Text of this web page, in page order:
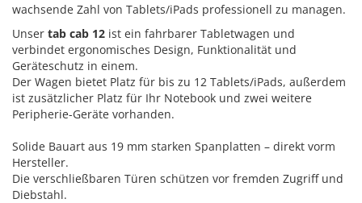
wachsende Zahl von Tablets/iPads professionell zu managen.
Unser tab cab 12 ist ein fahrbarer Tabletwagen und
verbindet ergonomisches Design, Funktionalität und
Geräteschutz in einem.
Der Wagen bietet Platz für bis zu 12 Tablets/iPads, außerdem
ist zusätzlicher Platz für Ihr Notebook und zwei weitere
Peripherie-Geräte vorhanden.
Solide Bauart aus 19 mm starken Spanplatten – direkt vorm
Hersteller.
Die verschließbaren Türen schützen vor fremden Zugriff und
Diebstahl.